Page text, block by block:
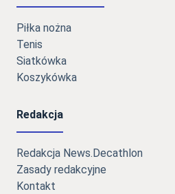
Piłka nożna
Tenis
Siatkówka
Koszykówka
Redakcja
Redakcja News.Decathlon
Zasady redakcyjne
Kontakt